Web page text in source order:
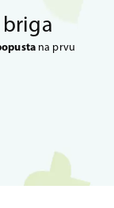
briga
na prvu